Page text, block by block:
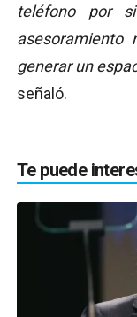
teléfono por
asesoramiento
generar un
señaló.
Te puede